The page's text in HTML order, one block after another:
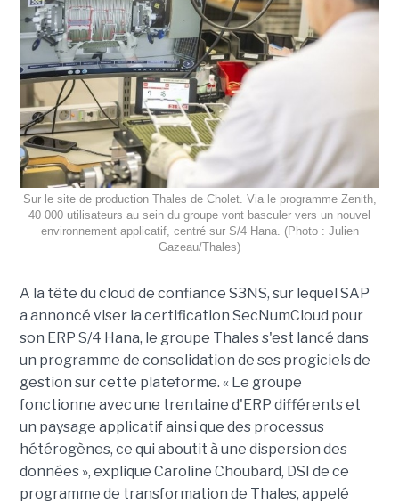
Sur le site de production Thales de Cholet. Via le programme Zenith,
40 000 utilisateurs au sein du groupe vont basculer vers un nouvel
environnement applicatif, centré sur S/4 Hana. (Photo : Julien
Gazeau/Thales)
A la tête du cloud de confiance S3NS, sur lequel SAP
a annoncé viser la certification SecNumCloud pour
son ERP S/4 Hana, le groupe Thales s'est lancé dans
un programme de consolidation de ses progiciels de
gestion sur cette plateforme. « Le groupe
fonctionne avec une trentaine d'ERP différents et
un paysage applicatif ainsi que des processus
hétérogènes, ce qui aboutit à une dispersion des
données », explique Caroline Choubard, DSI de ce
programme de transformation de Thales, appelé